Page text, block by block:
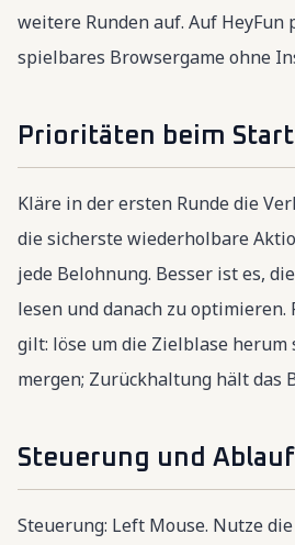
weitere Runden auf. Auf HeyFun
spielbares Browsergame ohne
Prioritäten beim Start
Kläre in der ersten Runde die
die sicherste wiederholbare
jede Belohnung. Besser ist es,
lesen und danach zu optimieren.
gilt: löse um die Zielblase
mergen; Zurückhaltung hält das
Steuerung und Ablauf
Steuerung: Left Mouse. Nutze